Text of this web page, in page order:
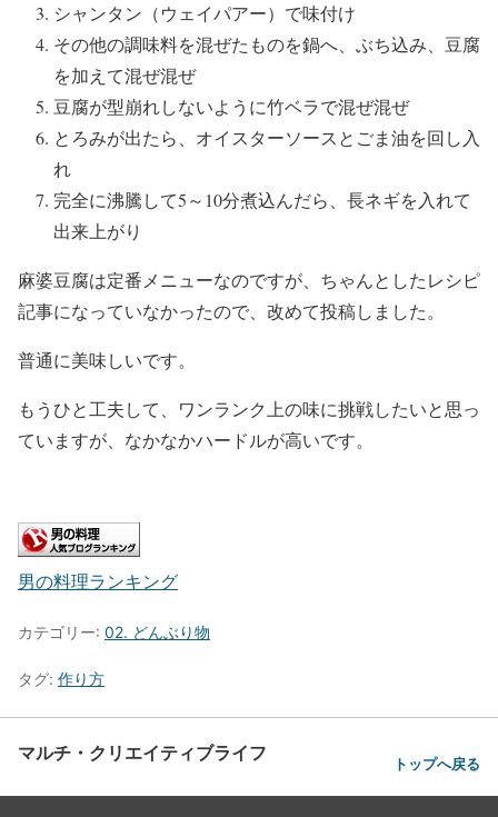
シャンタン（ウェイパアー）で味付け
その他の調味料を混ぜたものを鍋へ、ぶち込み、豆腐
を加えて混ぜ混ぜ
豆腐が型崩れしないように竹ベラで混ぜ混ぜ
とろみが出たら、オイスターソースとごま油を回し入
れ
完全に沸騰して5～10分煮込んだら、長ネギを入れて
出来上がり
麻婆豆腐は定番メニューなのですが、ちゃんとしたレシピ
記事になっていなかったので、改めて投稿しました。
普通に美味しいです。
もうひと工夫して、ワンランク上の味に挑戦したいと思っ
ていますが、なかなかハードルが高いです。
男の料理ランキング
カテゴリー: 02. どんぶり物
タグ: 作り方
マルチ・クリエイティブライフ トップへ戻る